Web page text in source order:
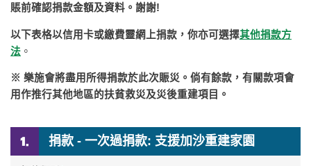
賬前確認捐款金額及資料。謝謝!
以下表格以信用卡或繳費靈網上捐款，你亦可選擇其他捐款方
法 。
※ 樂施會將盡用所得捐款於此次賑災。倘有餘款，有關款項會
用作推行其他地區的扶貧救災及災後重建項目 。
捐款 - 一次過捐款: 支援加沙重建家園